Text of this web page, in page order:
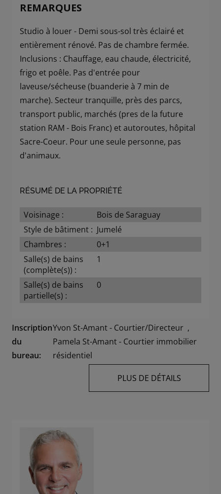
REMARQUES
Studio à louer - Demi sous-sol très éclairé et
entièrement rénové. Pas de chambre fermée.
Inclusions : Chauffage, eau chaude, électricité,
frigo et poêle. Pas d'entrée pour
laveuse/sécheuse (buanderie à 7 min de
marche). Secteur tranquille, près des parcs,
transport public, marchés (pres de la future
station RAM - Bois Franc) et autoroutes, hôpital
Sacre-Coeur. Pour une seule personne, pas
d'animaux.
RÉSUMÉ DE LA PROPRIÉTÉ
Voisinage :
Bois de Saraguay
Style de bâtiment : Jumelé
Chambres :
0+1
Salle(s) de bains
(complète(s)) :
1
Salle(s) de bains
partielle(s) :
0
Inscription
du
bureau:
Yvon St-Amant - Courtier/Directeur ,
Pamela St-Amant - Courtier immobilier
résidentiel
PLUS DE DÉTAILS